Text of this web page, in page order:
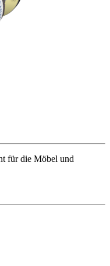
für die Möbel und